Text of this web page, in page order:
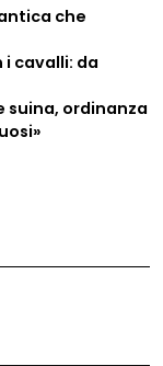
che
i cavalli: da
suina, ordinanza